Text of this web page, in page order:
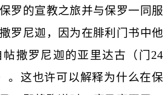
罗的宣教之旅并与保罗一同服
罗尼迦，因为在腓利门书中他
撒罗尼迦的亚里达古（门 24
。这也许可以解释为什么在保